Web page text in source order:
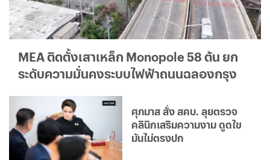
MEA ติดตั้งเสาเหล็ก Monopole 58 ต้น ยก
ระดับความมั่นคงระบบไฟฟ้าถนนฉลองกรุง
ศุภมาส สั่ง สคบ. ลุยตรวจ
คลินิกเสริมความงาม ดูดไข
มันไม่ตรงปก